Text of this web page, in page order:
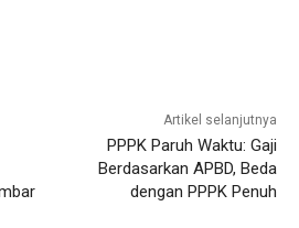
Artikel selanjutnya
PPPK Paruh Waktu: Gaji
Berdasarkan APBD, Beda
dengan PPPK Penuh